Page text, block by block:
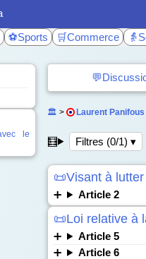
⚽Sports 🛒Commerce
le
🏛️ > Laurent Panifous
🧮 Filtres (0/1) ▾
📜Visant à
Article 2
📜Loi relative à
Article 5
Article 6